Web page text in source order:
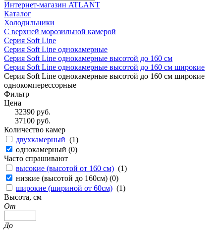
Интернет-магазин ATLANT
Каталог
Холодильники
С верхней морозильной камерой
Серия Soft Line
Серия Soft Line однокамерные
Серия Soft Line однокамерные высотой до 160 см
Серия Soft Line однокамерные высотой до 160 см широкие
Серия Soft Line однокамерные высотой до 160 см широкие
однокомперессорные
Фильтр
Цена
32390руб.
37100руб.
Количество камер
двухкамерный (1)
однокамерный (0)
Часто спрашивают
высокие (высотой от 160 см) (1)
низкие (высотой до 160см) (0)
широкие (шириной от 60см) (1)
Высота, см
От
До